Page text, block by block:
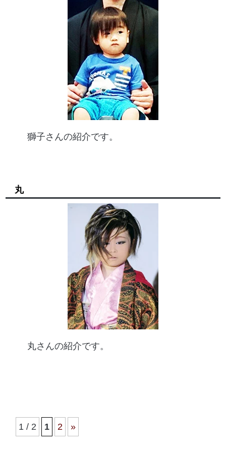
獅子さんの紹介です。
丸
丸さんの紹介です。
1 / 2 1 2 »